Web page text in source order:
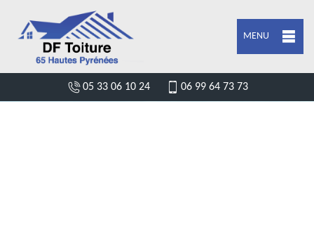
MENU
05 33 06 10 24 06 99 64 73 73